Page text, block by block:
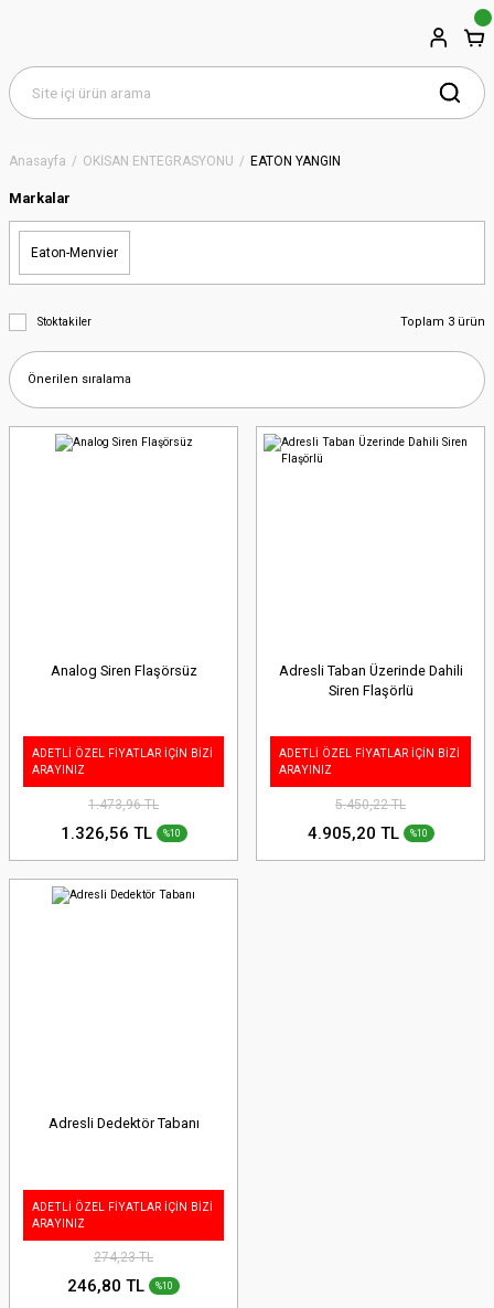
Anasayfa OKİSAN ENTEGRASYONU EATON YANGIN
Markalar
Eaton-Menvier
Stoktakiler Toplam 3 ürün
Analog Siren Flaşörsüz
ADETLİ ÖZEL FİYATLAR İÇİN BİZİ
ARAYINIZ
1.473,96 TL
1.326,56 TL %10
Adresli Taban Üzerinde Dahili
Siren Flaşörlü
ADETLİ ÖZEL FİYATLAR İÇİN BİZİ
ARAYINIZ
5.450,22 TL
4.905,20 TL %10
Adresli Dedektör Tabanı
ADETLİ ÖZEL FİYATLAR İÇİN BİZİ
ARAYINIZ
274,23 TL
246,80 TL %10